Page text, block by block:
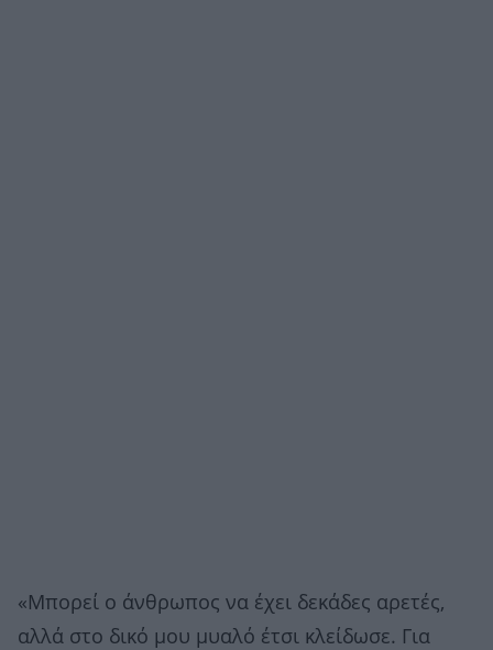
«Μπορεί ο άνθρωπος να έχει δεκάδες αρετές,
αλλά στο δικό μου μυαλό έτσι κλείδωσε. Για